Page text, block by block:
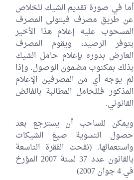
أما في صورة تقديم الشيك للخلاص
عن طريق مصرف فيتولى المصرف
المسحوب عليه إعلام هذا الأخير
بتوفر الرصيد، ويقوم المصرف
العارض بدوره بإعلام حامل الشيك
بذلك بمكتوب مضمون الوصول. وإذا
لم يوجه أي من المصرفين الإعلام
المذكور فللحامل المطالبة بالفائض
القانوني.
ويمكن للساحب أن يسترجع بعد
حصول التسوية صيغ الشيكات
واستعمالها. (نقحت الفقرة التاسعة
بالقانون عدد 37 لسنة 2007 المؤرخ
في 4 جوان 2007‏)